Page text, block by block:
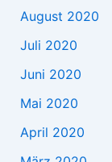
August 2020
Juli 2020
Juni 2020
Mai 2020
April 2020